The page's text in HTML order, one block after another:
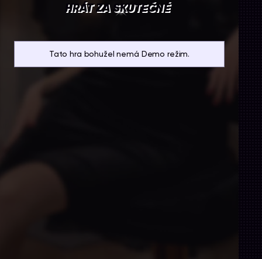
HRÁT ZA SKUTEČNÉ
Tato hra bohužel nemá Demo režim.